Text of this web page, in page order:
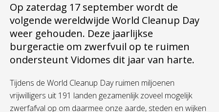
Op zaterdag 17 september wordt de
volgende wereldwijde World Cleanup Day
weer gehouden. Deze jaarlijkse
burgeractie om zwerfvuil op te ruimen
ondersteunt Vidomes dit jaar van harte.
Tijdens de World Cleanup Day ruimen miljoenen
vrijwilligers uit 191 landen gezamenlijk zoveel mogelijk
zwerfafval op om daarmee onze aarde, steden en wijken